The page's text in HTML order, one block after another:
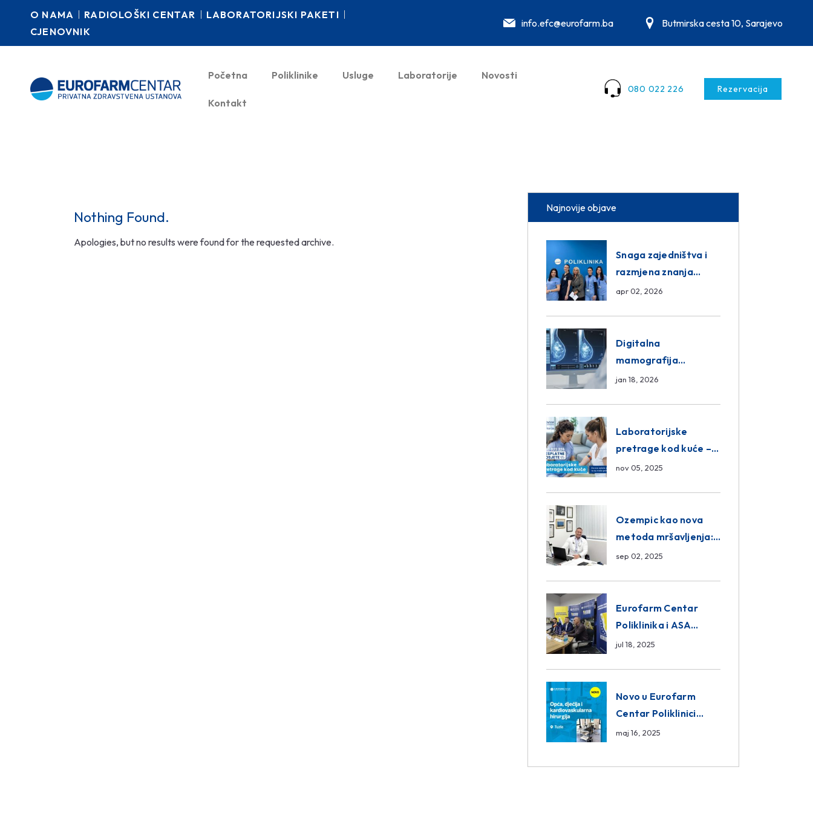
O NAMA RADIOLOŠKI CENTAR
LABORATORIJSKI PAKETI
CJENOVNIK
info.efc@eurofarm.ba Butmirska cesta 10, Sarajevo
Početna Poliklinike Usluge Laboratorije Novosti
Kontakt
080 022 226 Rezervacija
Nothing Found.
Apologies, but no results were found for the requested archive.
Najnovije objave
Snaga zajedništva i
razmjena znanja
unutar ASA Medical
apr 02, 2026
Digitalna
mamografija
Sarajevo – Pregled
jan 18, 2026
Laboratorijske
pretrage kod kuće –
novo u Eurofam
nov 05, 2025
Ozempic kao nova
metoda mršavljenja:
da ili ne?
sep 02, 2025
Eurofarm Centar
Poliklinika i ASA
CENTRAL osiguranje
BiH
jul 18, 2025
Novo u Eurofarm
Centar Poliklinici
Tuzla – opća, dječija i
hirurgija
maj 16, 2025